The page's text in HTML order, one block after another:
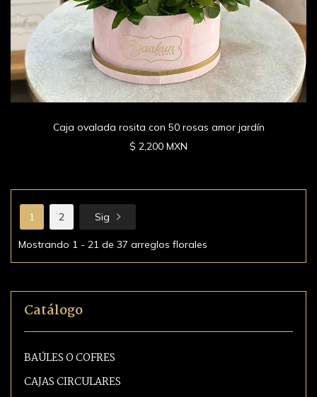
Caja ovalada rosita con 50 rosas amor jardín
$ 2,200 MXN
1 2 Sig
Mostrando 1 - 21 de 37 arreglos florales
Catálogo
BAÚLES O COFRES
CAJAS CIRCULARES